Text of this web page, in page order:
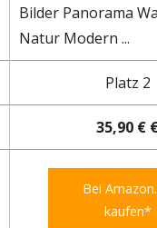
Bilder Panorama
Natur Modern ...
Platz 2
35,90 €
Bei
kaufen*